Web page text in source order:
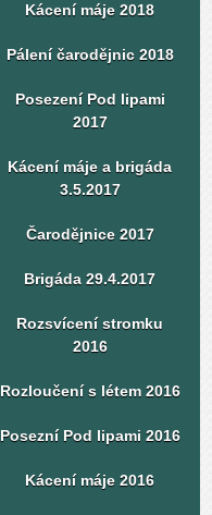
Kácení máje 2018
Pálení čarodějnic 2018
Posezení Pod lipami
2017
Kácení máje a brigáda
3.5.2017
Čarodějnice 2017
Brigáda 29.4.2017
Rozsvícení stromku
2016
Rozloučení s létem 2016
Posezní Pod lipami 2016
Kácení máje 2016